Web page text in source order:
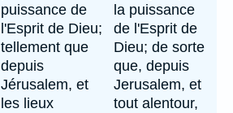
puissance de
l'Esprit de Dieu;
tellement que
depuis
Jérusalem, et
les lieux
la puissance
de l'Esprit de
Dieu; de sorte
que, depuis
Jerusalem, et
tout alentour,